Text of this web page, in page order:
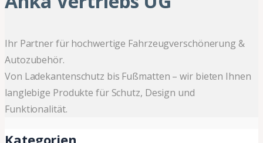
Ihr Partner für hochwertige Fahrzeugverschönerung &
Autozubehör.
Von Ladekantenschutz bis Fußmatten – wir bieten Ihnen
langlebige Produkte für Schutz, Design und
Funktionalität.
Kategorien